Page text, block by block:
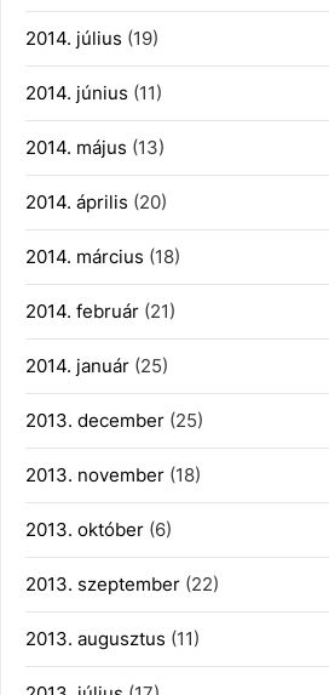
2014. július (19)
2014. június (11)
2014. május (13)
2014. április (20)
2014. március (18)
2014. február (21)
2014. január (25)
2013. december (25)
2013. november (18)
2013. október (6)
2013. szeptember (22)
2013. augusztus (11)